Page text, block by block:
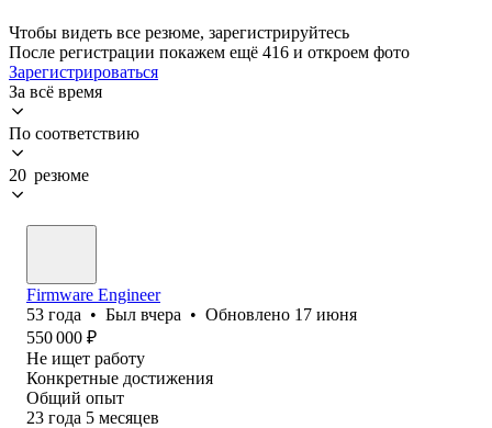
Чтобы видеть все резюме, зарегистрируйтесь
После регистрации покажем ещё 416 и откроем фото
Зарегистрироваться
За всё время
По соответствию
20 резюме
Firmware Engineer
53 года • Был вчера • Обновлено 17 июня
550 000 ₽
Не ищет работу
Конкретные достижения
Общий опыт
23 года 5 месяцев